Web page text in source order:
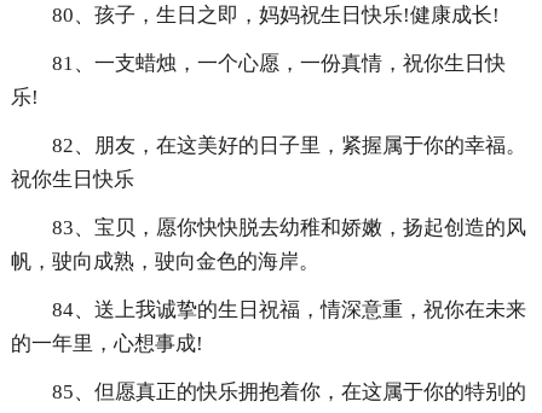
80、孩子，生日之即，妈妈祝生日快乐!健康成长!
81、一支蜡烛，一个心愿，一份真情，祝你生日快
乐!
82、朋友，在这美好的日子里，紧握属于你的幸福。
祝你生日快乐
83、宝贝，愿你快快脱去幼稚和娇嫩，扬起创造的风
帆，驶向成熟，驶向金色的海岸。
84、送上我诚挚的生日祝福，情深意重，祝你在未来
的一年里，心想事成!
85、但愿真正的快乐拥抱着你，在这属于你的特别的